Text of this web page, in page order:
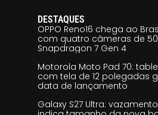
DESTAQUES
OPPO Reno16 chega ao
com quatro câmeras de 50
Snapdragon 7 Gen 4
Motorola Moto Pad 70:
com tela de 12 polegadas
data de lançamento
Galaxy S27 Ultra: vazamento